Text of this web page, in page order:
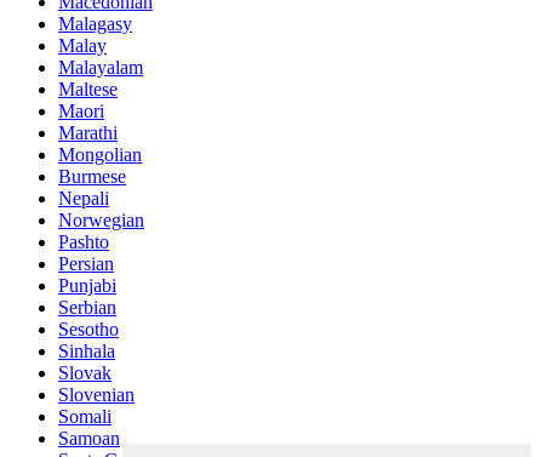
Malagasy
Malay
Malayalam
Maltese
Maori
Marathi
Mongolian
Burmese
Nepali
Norwegian
Pashto
Persian
Punjabi
Serbian
Sesotho
Sinhala
Slovak
Slovenian
Somali
Samoan